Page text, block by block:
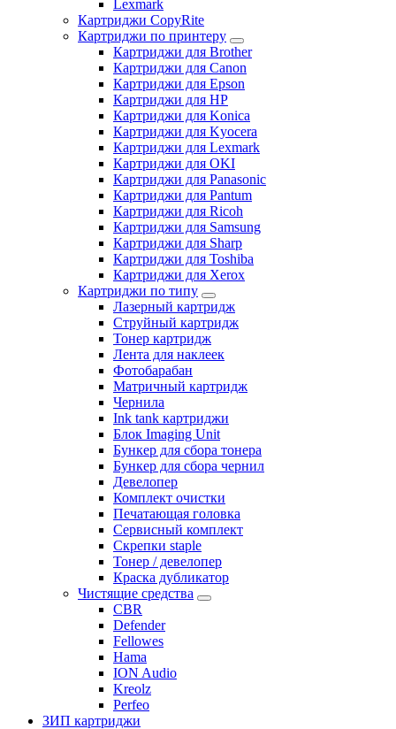
Lexmark
Картриджи CopyRite
Картриджи по принтеру
Картриджи для Brother
Картриджи для Canon
Картриджи для Epson
Картриджи для HP
Картриджи для Konica
Картриджи для Kyocera
Картриджи для Lexmark
Картриджи для OKI
Картриджи для Panasonic
Картриджи для Pantum
Картриджи для Ricoh
Картриджи для Samsung
Картриджи для Sharp
Картриджи для Toshiba
Картриджи для Xerox
Картриджи по типу
Лазерный картридж
Струйный картридж
Тонер картридж
Лента для наклеек
Фотобарабан
Матричный картридж
Чернила
Ink tank картриджи
Блок Imaging Unit
Бункер для сбора тонера
Бункер для сбора чернил
Девелопер
Комплект очистки
Печатающая головка
Сервисный комплект
Скрепки staple
Тонер / девелопер
Краска дубликатор
Чистящие средства
CBR
Defender
Fellowes
Hama
ION Audio
Kreolz
Perfeo
ЗИП картриджи